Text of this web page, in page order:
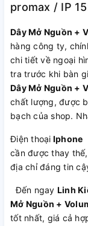
promax / IP
Dây Mở Nguồn +
hàng công ty,
chi tiết về ngoại
tra trước khi bàn
Dây Mở Nguồn +
chất lượng, được
bạch của shop.
Điện thoại Iphone
cần được thay
địa chỉ đáng tin
Đến ngay Linh
Mở Nguồn +
tốt nhất, giá cả